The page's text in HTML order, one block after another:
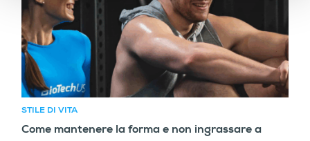
STILE DI VITA
Come mantenere la forma e non ingrassare a